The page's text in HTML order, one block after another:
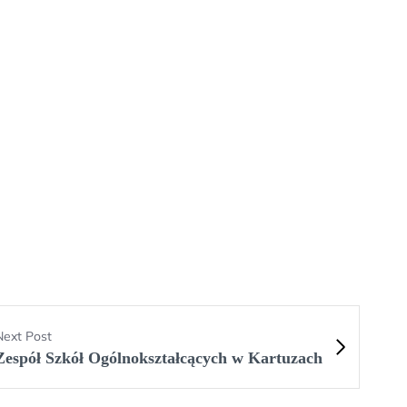
Post
Szkół Ogólnokształcących w Kartuzach